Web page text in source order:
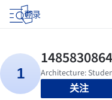
登录
关注